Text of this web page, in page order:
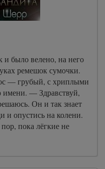
и было велено, на него
ремешок сумочки.
— грубый, с хриплыми
— Здравствуй,
Он и так знает
и опустись на колени.
пока лёгкие не